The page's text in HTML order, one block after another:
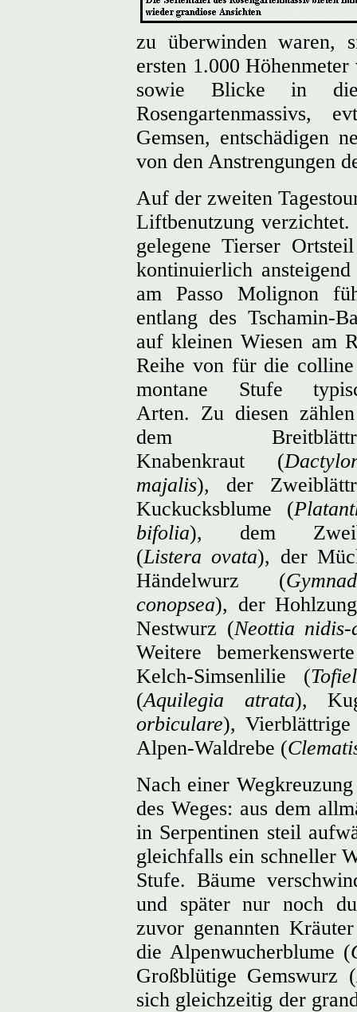
zu überwinden waren,
ersten 1.000
sowie Blicke in die
Gemsen, entschädigen
von den Anstrengungen
Auf der zweiten
Liftbenutzung
gelegene Tierser
kontinuierlich
am Passo Molignon
entlang des Tschamin-
auf kleinen Wiesen am
Reihe von für die
montane Stufe
Arten. Zu diesen
dem
Knabenkraut (
majalis), der
Kuckucksblume (
bifolia), dem
(Listera ovata), der
Händelwurz (
conopsea), der
Nestwurz (Neottia nidis-
Weitere
Kelch-Simsenlilie (
(Aquilegia atrata),
orbiculare), Vierblättrige
Alpen-Waldrebe (
Nach einer
des Weges: aus dem
in Serpentinen steil
gleichfalls ein schneller
Stufe. Bäume
und später nur noch
zuvor genannten
die Alpenwucherblume (
Großblütige Gemswurz (
sich gleichzeitig der